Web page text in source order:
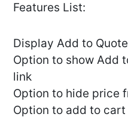
Features List:
Display Add to
Option to show Add
link
Option to hide price
Option to add to